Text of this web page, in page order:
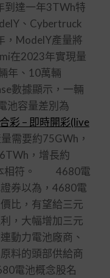
到達一年3TWh特
、Cybertruck
，ModelY產量將
在2023年實現量
年、10萬輛
數據顯示，一輛
池容量差別為
彩 – 即時開彩(live
需要約75GWh，
，增長約
本相符。 4680電
券以為，4680電
比，有望給三元
，大幅增加三元
動力電池廠商、
料的頭部供給商
電池概念股名